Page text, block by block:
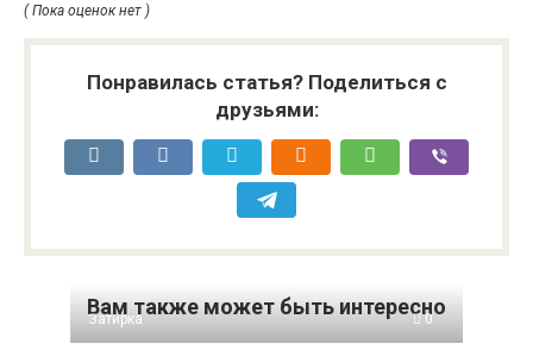
( Пока оценок нет )
Понравилась статья? Поделиться с
друзьями:
Вам также может быть интересно
Затирка 0